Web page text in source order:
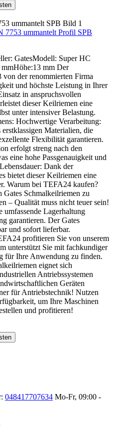
7753 ummantelt Profil SPB
GatesModell: Super HC
mm Der
der renommierten Firma
und höchste Leistung in Ihrer
in anspruchsvollen
dieser Keilriemen eine
unter intensiver Belastung.
Hochwertige Verarbeitung:
Materialien, die
Flexibilität garantieren.
erfolgt streng nach den
eine hohe Passgenauigkeit und
Dank der
bietet dieser Keilriemen eine
Warum bei TEFA24 kaufen?
Gates Schmalkeilriemen zu
– Qualität muss nicht teuer sein!
umfassende Lagerhaltung
garantieren. Der Gates
und sofort lieferbar.
profitieren Sie von unserem
unterstützt Sie mit fachkundiger
für Ihre Anwendung zu finden.
eignet sich
Antriebssystemen
Geräten
für Antriebstechnik! Nutzen
um Ihre Maschinen
und profitieren!
048417707634 Mo-Fr, 09:00 -